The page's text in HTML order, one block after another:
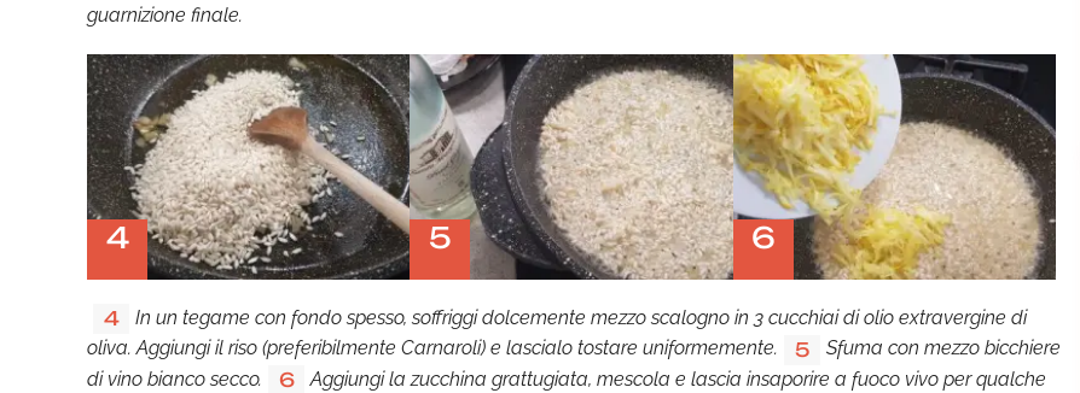
guarnizione finale.
4 5 6
4
In un tegame con fondo spesso, soffriggi dolcemente mezzo scalogno in 3 cucchiai di olio extravergine di
oliva. Aggiungi il riso (preferibilmente Carnaroli) e lascialo tostare uniformemente.
5
Sfuma con mezzo bicchiere
di vino bianco secco.
6
Aggiungi la zucchina grattugiata, mescola e lascia insaporire a fuoco vivo per qualche